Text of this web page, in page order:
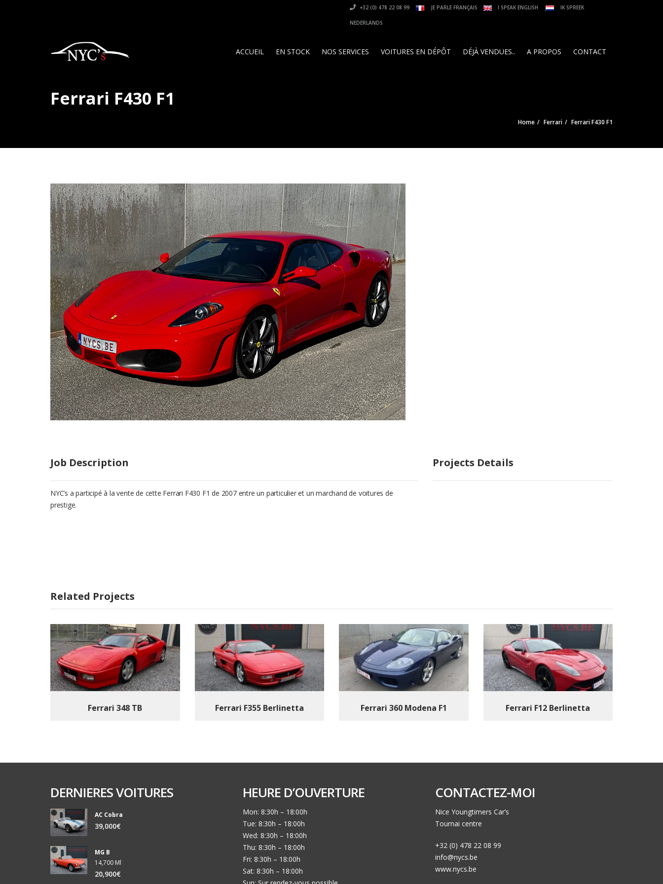
+32 (0) 478 22 08 99 JE PARLE FRANÇAIS I SPEAK ENGLISH IK SPREEK
NEDERLANDS
ACCUEIL EN STOCK NOS SERVICES VOITURES EN DÉPÔT DÉJÀ VENDUES.. A PROPOS CONTACT
Ferrari F430 F1
Home Ferrari Ferrari F430 F1
Job Description
NYC’s a participé à la vente de cette Ferrari F430 F1 de 2007 entre un particulier et un marchand de voitures de
prestige.
Projects Details
Related Projects
Ferrari 348 TB Ferrari F355 Berlinetta Ferrari 360 Modena F1 Ferrari F12 Berlinetta
DERNIERES VOITURES
AC Cobra
39,000€
MG B
14,700 Ml
20,900€
HEURE D’OUVERTURE
Mon: 8:30h – 18:00h
Tue: 8:30h – 18:00h
Wed: 8:30h – 18:00h
Thu: 8:30h – 18:00h
Fri: 8:30h – 18:00h
Sat: 8:30h – 18:00h
CONTACTEZ-MOI
Nice Youngtimers Car’s
Tournai centre
+32 (0) 478 22 08 99
info@nycs.be
www.nycs.be